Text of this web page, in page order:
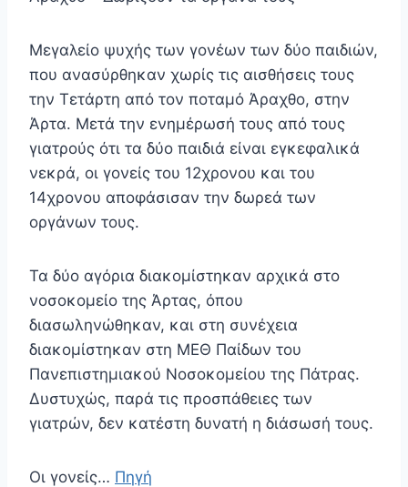
Μεγαλείο ψυχής των γονέων των δύο παιδιών,
που ανασύρθηκαν χωρίς τις αισθήσεις τους
την Τετάρτη από τον ποταμό Άραχθο, στην
Άρτα. Μετά την ενημέρωσή τους από τους
γιατρούς ότι τα δύο παιδιά είναι εγκεφαλικά
νεκρά, οι γονείς του 12χρονου και του
14χρονου αποφάσισαν την δωρεά των
οργάνων τους.
Τα δύο αγόρια διακομίστηκαν αρχικά στο
νοσοκομείο της Άρτας, όπου
διασωληνώθηκαν, και στη συνέχεια
διακομίστηκαν στη ΜΕΘ Παίδων του
Πανεπιστημιακού Νοσοκομείου της Πάτρας.
Δυστυχώς, παρά τις προσπάθειες των
γιατρών, δεν κατέστη δυνατή η διάσωσή τους.
Οι γονείς… Πηγή